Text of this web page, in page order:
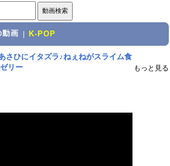
動画 K-POP
さひにイタズラ♪ねぇねがスライム食
リー
もっと見る